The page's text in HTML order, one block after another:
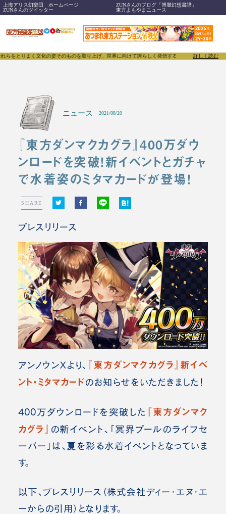
上海アリス幻樂団 ホームページ
ZUNさんのブログ「博麗幻想書譜」
ZUNさんのツイッター
東方よもやまニュース
化の姿そのものを取り上げ、世界に向けて誇らしく発信することで、東方Projectのみならず
詳しく読む
ニュース 2021/08/20
『東方ダンマクカグラ』400万ダウ
ンロードを突破！新イベントとガチャ
で水着姿のミタマカードが登場！
SHARE
プレスリリース
アンノウンXより、 『東方ダンマクカグラ』新イベ
ント・ミタマカードのお知らせをいただきました！
400万ダウンロードを突破した 『東方ダンマク
カグラ』 の新イベント、「冥界プールのライフセ
ーバー」は、夏を彩る水着イベントとなっていま
す。
以下、プレスリリース（株式会社ディー・エヌ・エ
ーからの引用）となります。